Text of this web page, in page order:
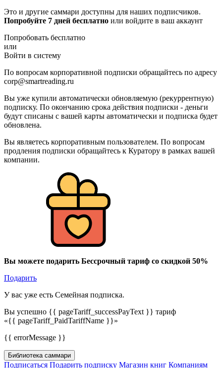
Это и другие саммари доступны для наших подписчиков.
Попробуйте 7 дней бесплатно или войдите в ваш аккаунт
Попробовать бесплатно
или
Войти в систему
По вопросам корпоративной подписки обращайтесь по адресу
corp@smartreading.ru
Вы уже купили автоматически обновляемую (рекуррентную)
подписку. По окончанию срока действия подписки - деньги
будут списаны с вашей карты автоматически и подписка будет
обновлена.
Вы являетесь корпоративным пользователем. По вопросам
продления подписки обращайтесь к Куратору в рамках вашей
компании.
Вы можете подарить Бессрочный тариф со скидкой 50%
Подарить
У вас уже есть Семейная подписка.
Вы успешно {{ pageTariff_successPayText }} тариф
«{{ pageTariff_PaidTariffName }}»
{{ errorMessage }}
Библиотека саммари
Подписаться Подарить подписку Магазин книг Компаниям